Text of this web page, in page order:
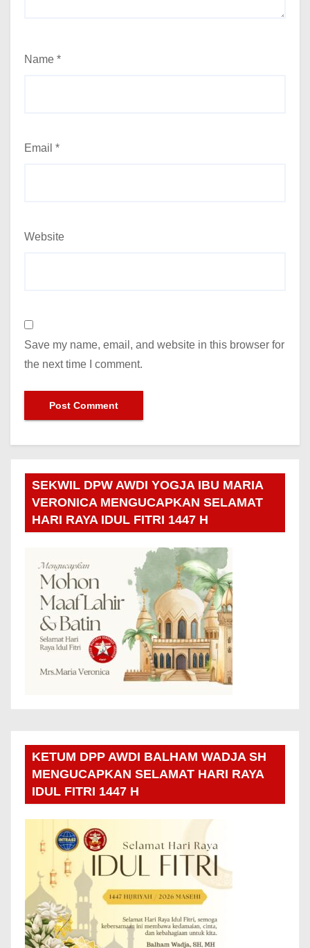
Name *
Email *
Website
Save my name, email, and website in this browser for
the next time I comment.
SEKWIL DPW AWDI YOGJA IBU MARIA
VERONICA MENGUCAPKAN SELAMAT
HARI RAYA IDUL FITRI 1447 H
KETUM DPP AWDI BALHAM WADJA SH
MENGUCAPKAN SELAMAT HARI RAYA
IDUL FITRI 1447 H